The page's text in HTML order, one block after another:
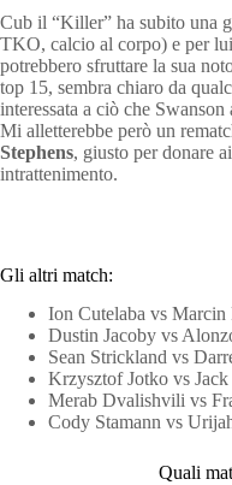
Cub il “Killer” ha subito una
TKO, calcio al corpo) e per
potrebbero sfruttare la sua
top 15, sembra chiaro da
interessata a ciò che
Mi alletterebbe però un
Stephens, giusto per donare
intrattenimento.
Gli altri match:
Ion Cutelaba vs Marcin
Dustin Jacoby vs
Sean Strickland vs
Krzysztof Jotko vs
Merab Dvalishvili vs
Cody Stamann vs
Quali